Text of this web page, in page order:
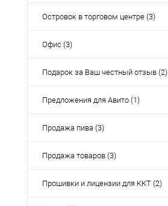
Островок в торговом центре (3)
Офис (3)
Подарок за Ваш честный отзыв (2)
Предложения для Авито (1)
Продажа пива (3)
Продажа товаров (3)
Прошивки и лицензии для ККТ (2)